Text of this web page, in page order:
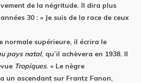
de la négritude. Il dira plus
30 : « Je suis de la race de ceux
normale supérieure, il écrira le
pays natal, qu’il achèvera en 1938. Il
Tropiques. « Le nègre
un ascendant sur Frantz Fanon,